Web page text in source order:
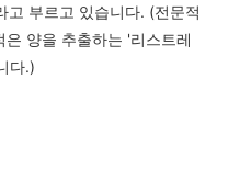
고 부르고 있습니다. (전문적
양을 추출하는 '리스트레
다.)